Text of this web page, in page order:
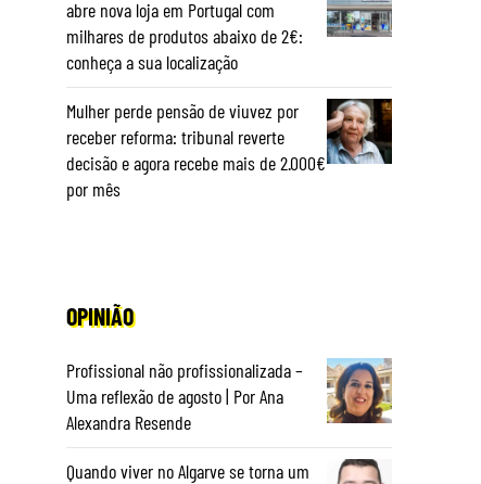
abre nova loja em Portugal com
milhares de produtos abaixo de 2€:
conheça a sua localização
Mulher perde pensão de viuvez por
receber reforma: tribunal reverte
decisão e agora recebe mais de 2.000€
por mês
OPINIÃO
Profissional não profissionalizada –
Uma reflexão de agosto | Por Ana
Alexandra Resende
Quando viver no Algarve se torna um